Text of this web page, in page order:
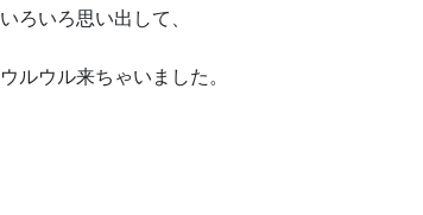
いろいろ思い出して、
ウルウル来ちゃいました。